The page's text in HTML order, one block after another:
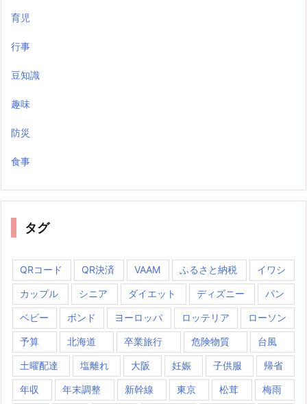
育児
行事
豆知識
趣味
防災
食事
タグ
QRコード QR決済 VAAM ふるさと納税 イワシ
カップル シニア ダイエット ディズニー パン
ベビー ボンド ヨーロッパ ロッテリア ローソン
予算 北海道 卒業旅行 危険物質 台風
土曜配達 塩離れ 大阪 妊娠 子供服 帰省
年収 年末調整 新幹線 東京 松茸 梅雨